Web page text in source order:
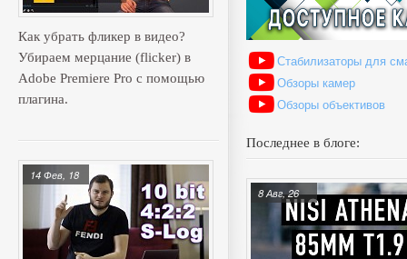
Как убрать фликер в видео?
Убираем мерцание (flicker) в
Adobe Premiere Pro с помощью
плагина.
14 Фев, 18
Стабилизаторы для
Обзоры камер
Обзоры объективов
Последнее в блоге:
8 Авг, 26